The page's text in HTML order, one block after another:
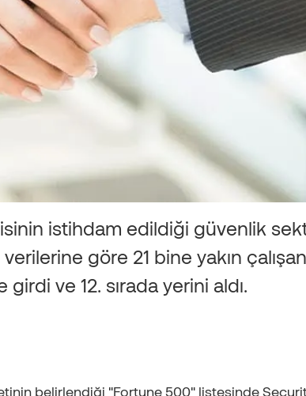
istihdam edildiği güvenlik
göre 21 bine yakın
ve 12. sırada yerini aldı.
belirlendiği "Fortune 500" listesinde